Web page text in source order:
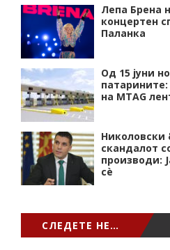
Лепа Брена
концертен
Паланка
Од 15 јуни
на MTAG
Николовски
скандалот
производи:
сѐ
СЛЕДЕТЕ НЕ…